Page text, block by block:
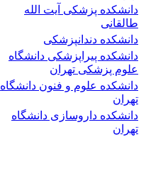
دانشکده پزشکی آیت الله
طالقانی
دانشکده دندانپزشکی
دانشکده پیراپزشکی دانشگاه
علوم پزشکی تهران
دانشکده علوم و فنون دانشگاه
تهران
دانشکده داروسازی دانشگاه
تهران